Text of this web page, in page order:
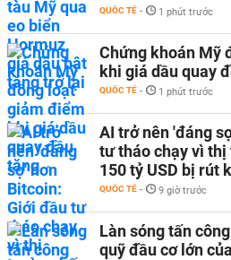
QUỐC TẾ - 1 phút trước
Chứng khoán Mỹ
khi giá dầu quay
QUỐC TẾ - 1 phút trước
AI trở nên 'đáng
tư tháo chạy vì thị
150 tỷ USD bị rút
QUỐC TẾ - 9 giờ trước
Làn sóng tấn
quỹ đầu cơ lớn